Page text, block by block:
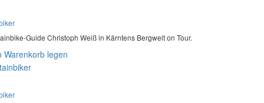
Guide Christoph Weiß in Kärntens Bergwelt on Tour.
Warenkorb legen